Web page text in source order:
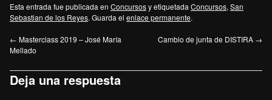
Esta entrada fue publicada en Concursosy etiquetada Concursos, San
Sebastian de los Reyes. Guarda el enlace permanente.
← Masterclass 2019 – José María
Mellado
Cambio de junta de DISTIRA →
Deja una respuesta